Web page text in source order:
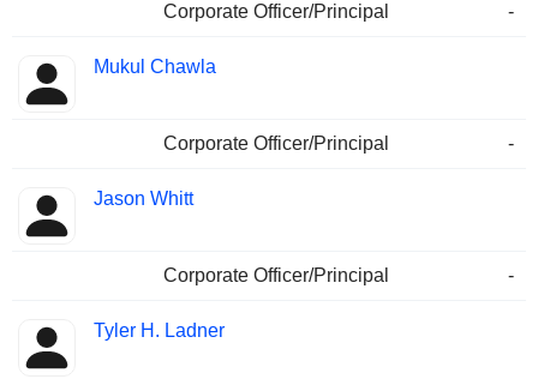
Corporate Officer/Principal -
Mukul Chawla
Corporate Officer/Principal -
Jason Whitt
Corporate Officer/Principal -
Tyler H. Ladner